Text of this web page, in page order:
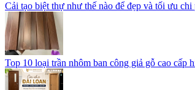
Cải tạo biệt thự như thế nào để đẹp và tối ưu chi
Top 10 loại trần nhôm ban công giả gỗ cao cấp